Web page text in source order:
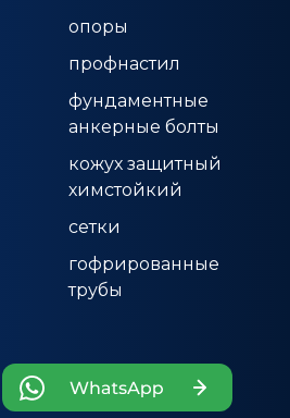
опоры
профнастил
фундаментные
анкерные болты
кожух защитный
химстойкий
сетки
гофрированные
трубы